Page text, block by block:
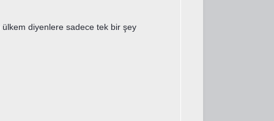
diyenlere sadece tek bir şey